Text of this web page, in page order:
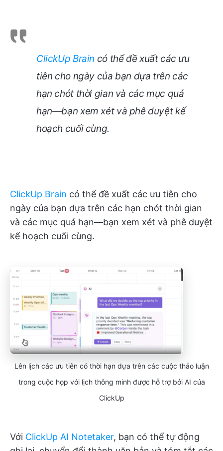
ClickUp Brain có thể đề xuất các ưu
tiên cho ngày của bạn dựa trên các
hạn chót thời gian và các mục quá
hạn—bạn xem xét và phê duyệt kế
hoạch cuối cùng.
ClickUp Brain có thể đề xuất các ưu tiên cho
ngày của bạn dựa trên các hạn chót thời gian
và các mục quá hạn—bạn xem xét và phê duyệt
kế hoạch cuối cùng.
Lên lịch các ưu tiên có thời hạn dựa trên các cuộc thảo luận
trong cuộc họp với lịch thông minh được hỗ trợ bởi AI của
ClickUp
Với ClickUp AI Notetaker, bạn có thể tự động